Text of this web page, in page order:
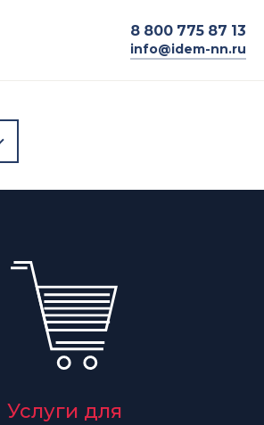
8 800 775 87 13
info@idem-nn.ru
Услуги для